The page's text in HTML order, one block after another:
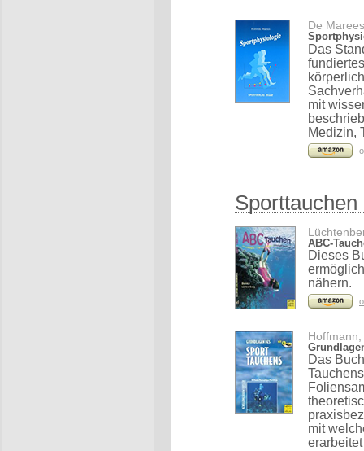
De
Das
mit
Medizin,
Sporttauchen
ABC-
Dieses
nähern.
Das
mit